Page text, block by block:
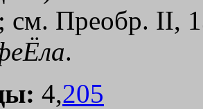
; см. Преобр. II,
.
4,205